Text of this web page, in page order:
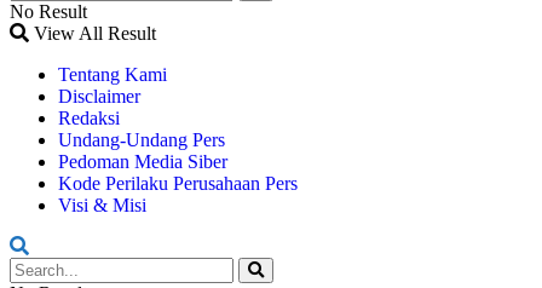
No Result
View All Result
Tentang Kami
Disclaimer
Redaksi
Undang-Undang Pers
Pedoman Media Siber
Kode Perilaku Perusahaan Pers
Visi & Misi